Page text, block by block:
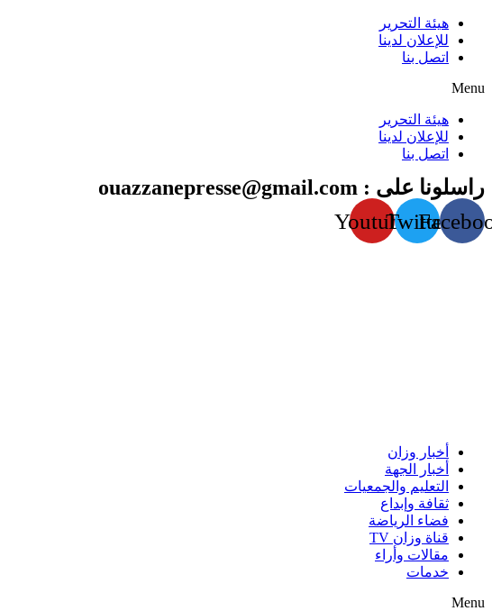
هيئة التحرير
للإعلان لدينا
اتصل بنا
Menu
هيئة التحرير
للإعلان لدينا
اتصل بنا
راسلونا على : ouazzanepresse@gmail.com
Twitter
Youtube
أخبار وزان
أخبار الجهة
التعليم والجمعيات
ثقافة وإبداع
فضاء الرياضة
قناة وزان TV
مقالات وأراء
خدمات
Menu